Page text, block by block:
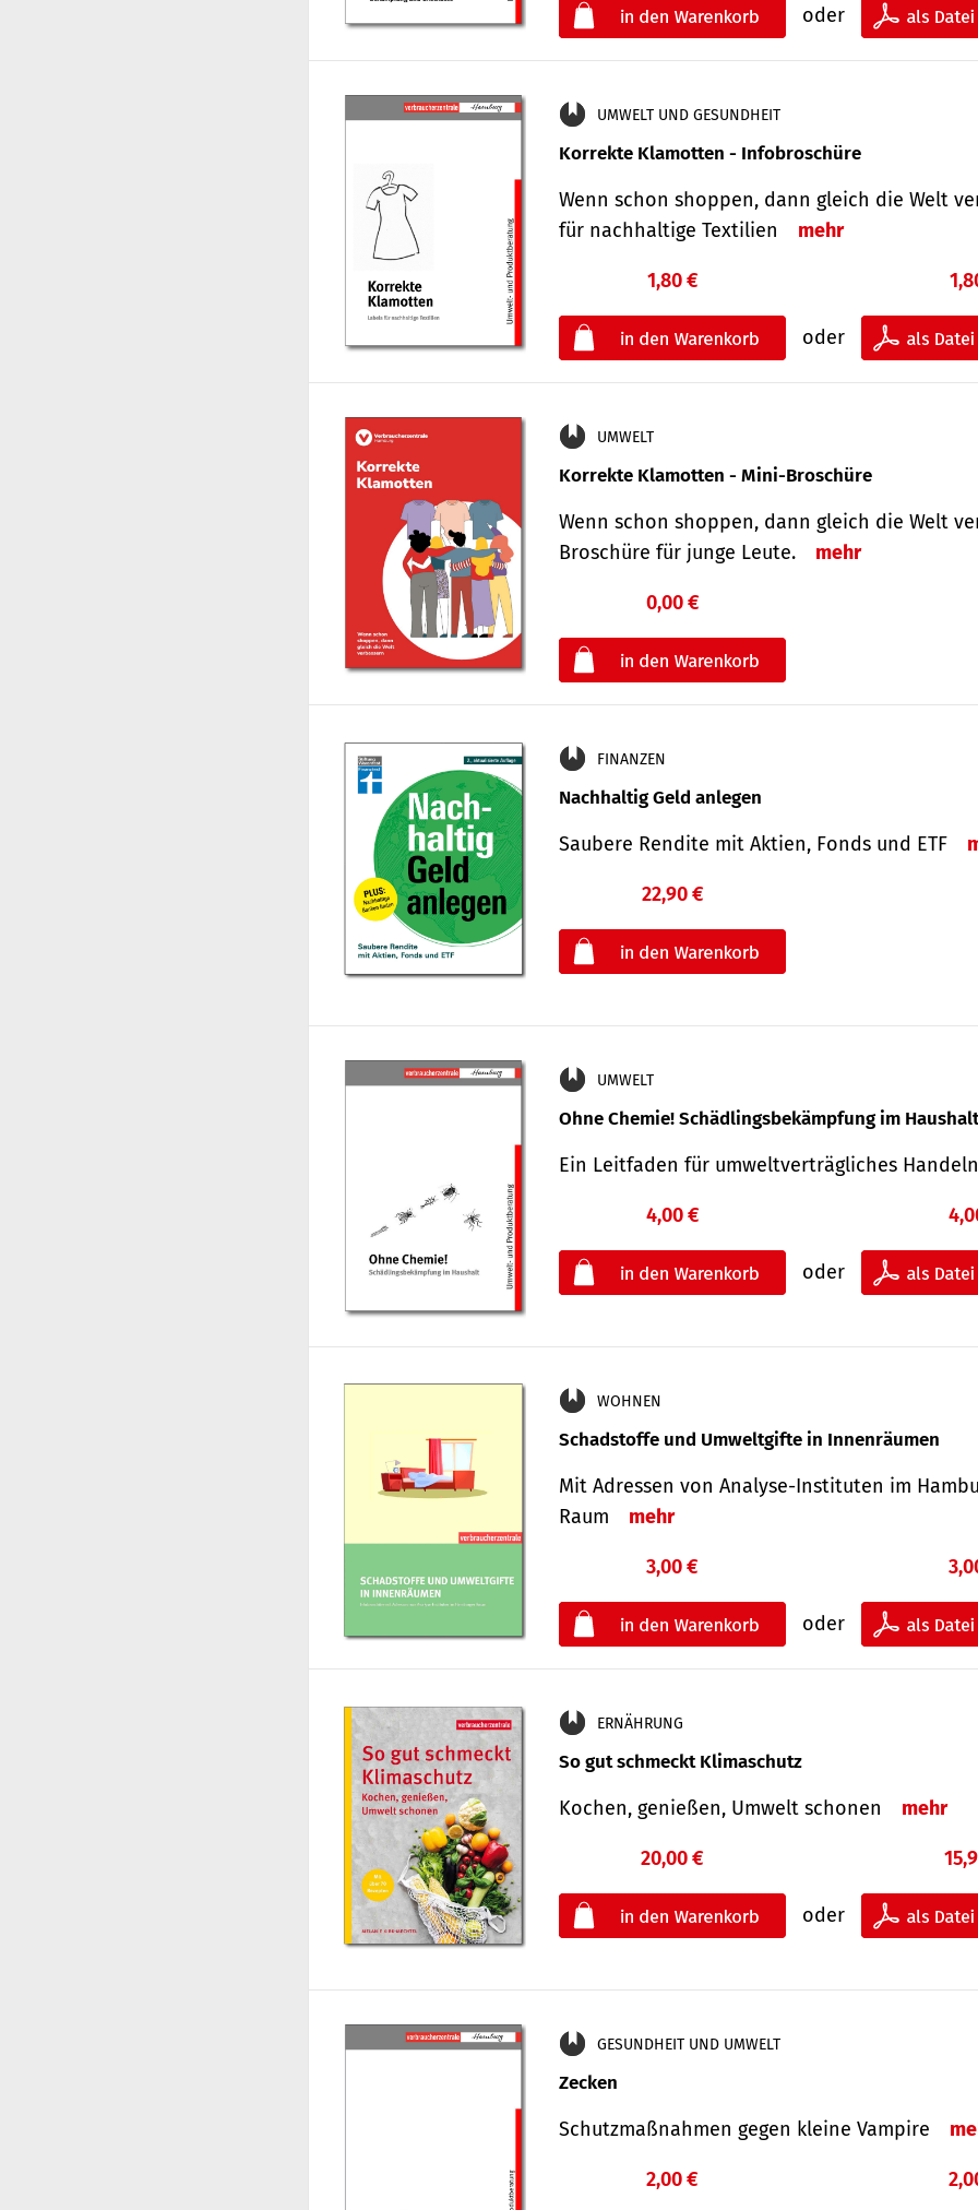
oder
UMWELT UND GESUNDHEIT
Korrekte Klamotten - Infobroschüre
Wenn schon shoppen, dann gleich die Welt
für nachhaltige Textilien
mehr
1,80 €
oder
UMWELT
Korrekte Klamotten - Mini-Broschüre
Wenn schon shoppen, dann gleich die Welt
Broschüre für junge Leute.
mehr
0,00 €
FINANZEN
Nachhaltig Geld anlegen
Saubere Rendite mit Aktien, Fonds und ETF
22,90 €
UMWELT
Ohne Chemie! Schädlingsbekämpfung im Haushalt
Ein Leitfaden für um­welt­ver­träg­liches Han­deln
4,00 €
oder
WOHNEN
Schadstoffe und Umweltgifte in Innenräumen
Mit Adressen von Analyse-Insti­tuten im
Raum
mehr
3,00 €
oder
ERNÄHRUNG
So gut schmeckt Klimaschutz
Kochen, genießen, Umwelt schonen mehr
20,00 €
oder
GESUNDHEIT UND UMWELT
Zecken
Schutz­maß­nahmen gegen kleine Vampire
2,00 €